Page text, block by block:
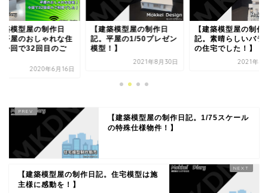
【建築模型屋の制作日
記。平屋の1/50プレゼン
模型！】
【建築模型屋の制作日
記。素晴らしいバランス
2021年7月31日
【家を建て
工務店が良
工務店の特
【建築模型屋の制作日記。1/75スケール
の特殊仕様物件！】
【建築模型屋の制作日記。住宅模型は施
主様に感動を！】